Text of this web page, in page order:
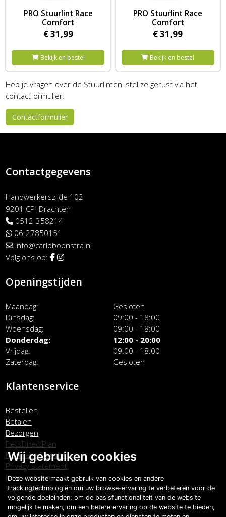
PRO Stuurlint Race
Comfort
€31,99
Bekijk en bestel
PRO Stuurlint Race
Comfort
€31,99
Bekijk en bestel
Heb je vragen over de Stuurlinten, stel ze gerust via het
contactformulier.
Contactformulier
Contactgegevens
Handwerkerszijde 102
9201 CP Drachten
0512-358214
06-27850151
info@carloboonstra.nl
Volg ons op:
Openingstijden
Maandag
Gesloten
Dinsdag
09:00 - 18:00
Woensdag
09:00 - 18:00
Donderdag
12:00 - 20:00
Vrijdag
09:00 - 18:00
Zaterdag
Gesloten
Klantenservice
Bestellen
Betalen
Bezorgen
FietsDirectPlan
Klachtenafhandeling
Privacy statement
Retourneren
Voorwaarden
Wij gebruiken cookies
Deze website maakt gebruik van cookies en andere
trackingtechnologiën om uw browse-ervaring te verbeteren voor de
volgende doeleinden: om de basisfunctionaliteit van de website
mogelijk te maken, om een betere ervaring op de website te bieden,